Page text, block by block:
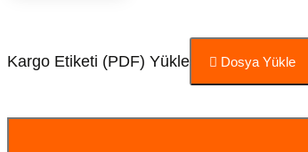
Kargo Etiketi (PDF) Yükle Dosya Yükle